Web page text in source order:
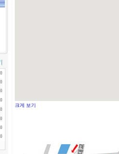
0
0
0
0
0
0
0
0
크게 보기